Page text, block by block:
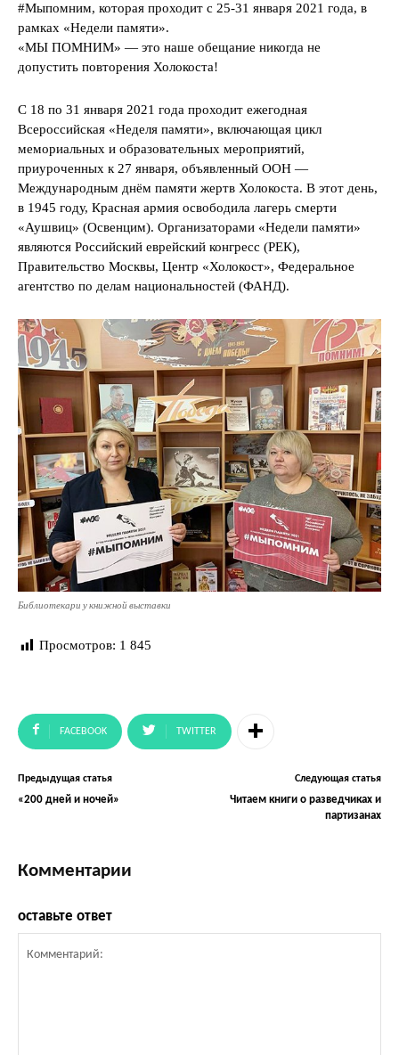
#Мыпомним, которая проходит с 25-31 января 2021 года, в
рамках «Недели памяти».
«МЫ ПОМНИМ» — это наше обещание никогда не
допустить повторения Холокоста!
С 18 по 31 января 2021 года проходит ежегодная
Всероссийская «Неделя памяти», включающая цикл
мемориальных и образовательных мероприятий,
приуроченных к 27 января, объявленный ООН —
Международным днём памяти жертв Холокоста. В этот день,
в 1945 году, Красная армия освободила лагерь смерти
«Аушвиц» (Освенцим). Организаторами «Недели памяти»
являются Российский еврейский конгресс (РЕК),
Правительство Москвы, Центр «Холокост», Федеральное
агентство по делам национальностей (ФАНД).
Библиотекари у книжной выставки
Просмотров: 1 845
FACEBOOK TWITTER
Предыдущая статья
«200 дней и ночей»
Следующая статья
Читаем книги о разведчиках и
партизанах
Комментарии
оставьте ответ